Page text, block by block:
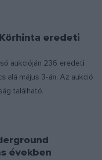
eredeti
aukcióján 236 eredeti
alá május 3-án. Az aukció
található.
években